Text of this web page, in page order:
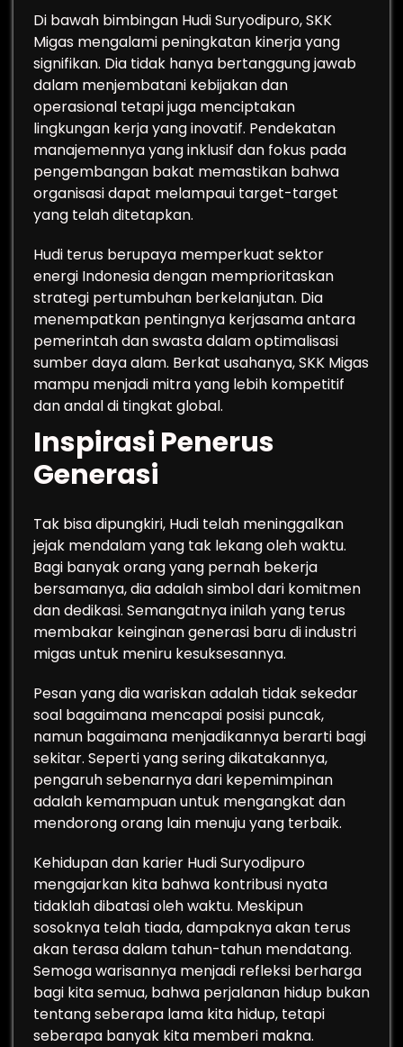
Di bawah bimbingan Hudi Suryodipuro, SKK
Migas mengalami peningkatan kinerja yang
signifikan. Dia tidak hanya bertanggung jawab
dalam menjembatani kebijakan dan
operasional tetapi juga menciptakan
lingkungan kerja yang inovatif. Pendekatan
manajemennya yang inklusif dan fokus pada
pengembangan bakat memastikan bahwa
organisasi dapat melampaui target-target
yang telah ditetapkan.
Hudi terus berupaya memperkuat sektor
energi Indonesia dengan memprioritaskan
strategi pertumbuhan berkelanjutan. Dia
menempatkan pentingnya kerjasama antara
pemerintah dan swasta dalam optimalisasi
sumber daya alam. Berkat usahanya, SKK Migas
mampu menjadi mitra yang lebih kompetitif
dan andal di tingkat global.
Inspirasi Penerus
Generasi
Tak bisa dipungkiri, Hudi telah meninggalkan
jejak mendalam yang tak lekang oleh waktu.
Bagi banyak orang yang pernah bekerja
bersamanya, dia adalah simbol dari komitmen
dan dedikasi. Semangatnya inilah yang terus
membakar keinginan generasi baru di industri
migas untuk meniru kesuksesannya.
Pesan yang dia wariskan adalah tidak sekedar
soal bagaimana mencapai posisi puncak,
namun bagaimana menjadikannya berarti bagi
sekitar. Seperti yang sering dikatakannya,
pengaruh sebenarnya dari kepemimpinan
adalah kemampuan untuk mengangkat dan
mendorong orang lain menuju yang terbaik.
Kehidupan dan karier Hudi Suryodipuro
mengajarkan kita bahwa kontribusi nyata
tidaklah dibatasi oleh waktu. Meskipun
sosoknya telah tiada, dampaknya akan terus
akan terasa dalam tahun-tahun mendatang.
Semoga warisannya menjadi refleksi berharga
bagi kita semua, bahwa perjalanan hidup bukan
tentang seberapa lama kita hidup, tetapi
seberapa banyak kita memberi makna.